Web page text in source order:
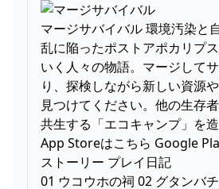
マージサバイバル 環境汚染と
乱に陥ったポストアポカリプ
いく人々の物語。マージして
り、探検しながら新しい資源
見つけてください。他の生存
共生する「エコキャンプ」を造
App Storeはこちら Google
ストーリー プレイ日記
01 ウコウホの祠 02 グタンバ